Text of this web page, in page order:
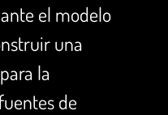
el modelo
una
la
de